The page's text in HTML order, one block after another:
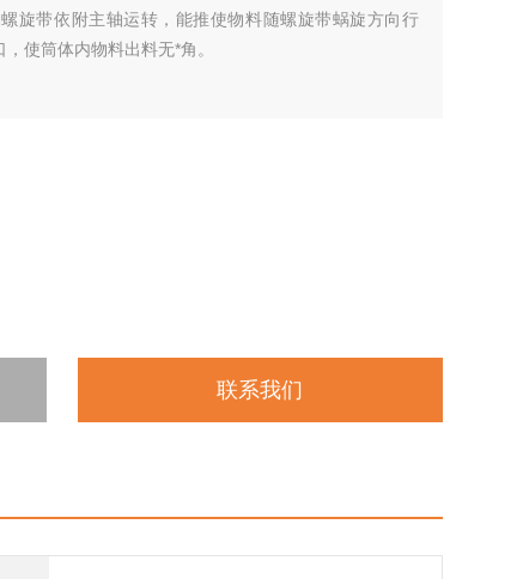
旋带依附主轴运转，能推使物料随螺旋带蜗旋方向行
使筒体内物料出料无*角。
联系我们